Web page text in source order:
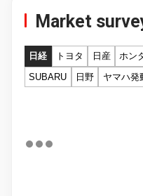
Market
日経 トヨタ 日産 ホン
SUBARU
日野 ヤマハ発